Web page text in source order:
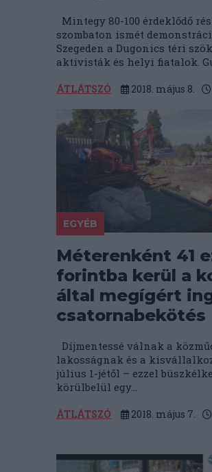
Mintegy 80-100 érdeklődő
szombaton ismét
Szegeden a Dugonics téri
aktivisták és helyi fiatalok.
ÁTLÁTSZÓ 2018. május 8.
EGYÉB
Méterenként 41
forintba kerül a
által megígért
csatornabekötés
Díjmentessé válnak a
lakosságnak és a
július 1-jétől – ezzel
körülbelül egy...
ÁTLÁTSZÓ 2018. május 7.